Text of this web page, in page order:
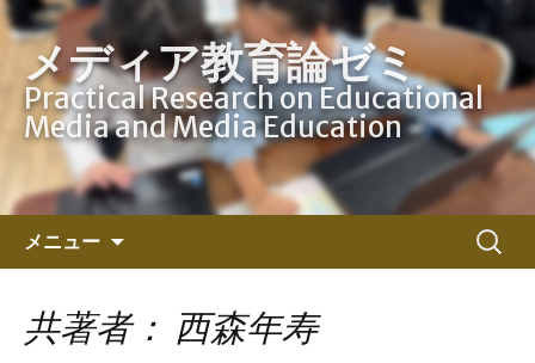
メディア教育論ゼミ
Practical Research on Educational
Media and Media Education
メニュー
ン
ツ
検
索:
共著者： 西森年寿